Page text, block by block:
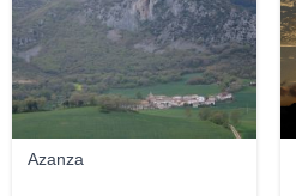
Azanza